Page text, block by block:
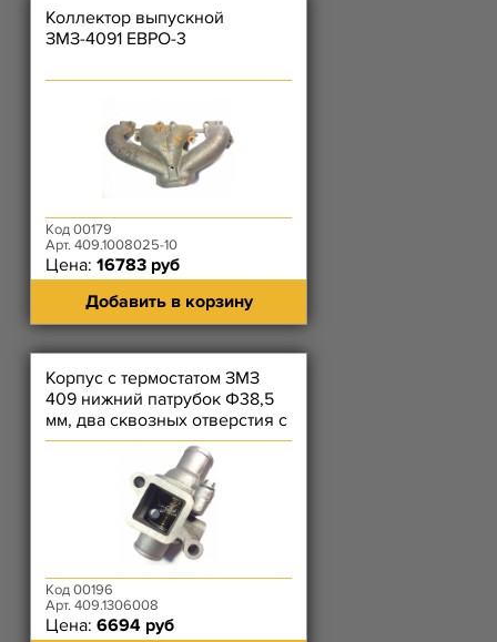
Коллектор выпускной
ЗМЗ-4091 ЕВРО-3
Код 00179
Арт. 409.1008025-10
Цена: 16783 руб
Добавить в корзину
Корпус с термостатом ЗМЗ
409 нижний патрубок Ф38,5
мм, два сквозных отверстия с
резьбой (без датчик
Код 00196
Арт. 409.1306008
Цена: 6694 руб